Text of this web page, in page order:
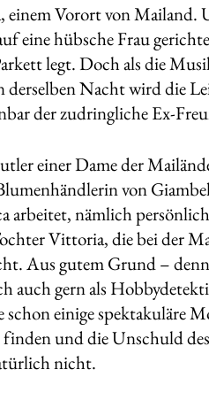
einem Vorort von
eine hübsche Frau
legt. Doch als die
Nacht wird die
der zudringliche Ex-
einer Dame der
von
arbeitet, nämlich
Vittoria, die bei der
Aus gutem Grund –
auch gern als
einige spektakuläre
finden und die Unschuld
nicht.